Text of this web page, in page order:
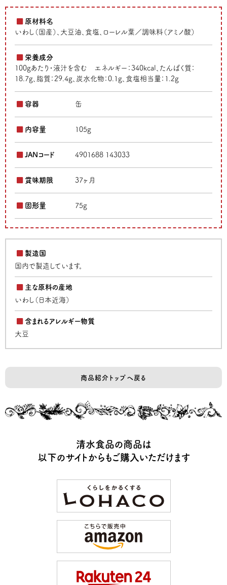
原材料名
いわし（国産）、大豆油、食塩、ローレル葉／調味料（アミノ酸）
栄養成分
100gあたり・液汁を含む エネルギー：340kcal、たんぱく質：
18.7g、脂質：29.4g、炭水化物：0.1g、食塩相当量：1.2g
容器 缶
内容量 105g
JANコード 4901688 143033
賞味期限 37ヶ月
固形量 75g
製造国
国内で製造しています。
主な原料の産地
いわし（日本近海）
含まれるアレルギー物質
大豆
商品紹介トップへ戻る
清水食品の商品は
以下のサイトからもご購入いただけます